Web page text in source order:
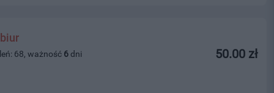
50.00 zł
68, ważność 6 dni